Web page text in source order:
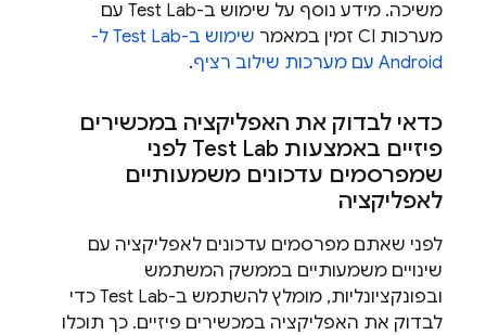
משיכה. מידע נוסף על שימוש ב-Test Lab עם
מערכות CI זמין במאמר
שימוש ב-Test Lab ל-
Android עם מערכות שילוב רציף
.
כדאי לבדוק את האפליקציה במכשירים
פיזיים באמצעות Test Lab לפני
שמפרסמים עדכונים משמעותיים
לאפליקציה
לפני שאתם מפרסמים עדכונים לאפליקציה עם
שינויים משמעותיים בממשק המשתמש
ובפונקציונליות, מומלץ להשתמש ב-Test Lab כדי
לבדוק את האפליקציה במכשירים פיזיים. כך תוכלו